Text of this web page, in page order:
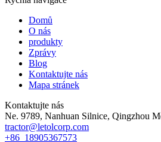
Domů
O nás
produkty
Zprávy
Blog
Kontaktujte nás
Mapa stránek
Kontaktujte nás
Ne. 9789, Nanhuan Silnice, Qingzhou
tractor@letolcorp.com
+86 18905367573